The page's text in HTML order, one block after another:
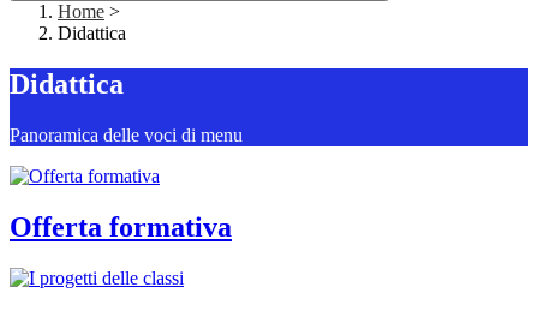
Home >
Didattica
Didattica
Panoramica delle voci di menu
Offerta formativa